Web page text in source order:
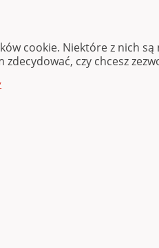
cookie. Niektóre z nich
zdecydować, czy chcesz